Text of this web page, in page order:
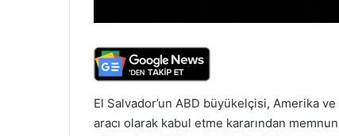
El Salvador’un ABD büyükelçisi, Amerika
aracı olarak kabul etme kararından